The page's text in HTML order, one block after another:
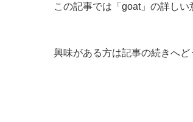
この記事では「goat」の詳し
興味がある方は記事の続きへど